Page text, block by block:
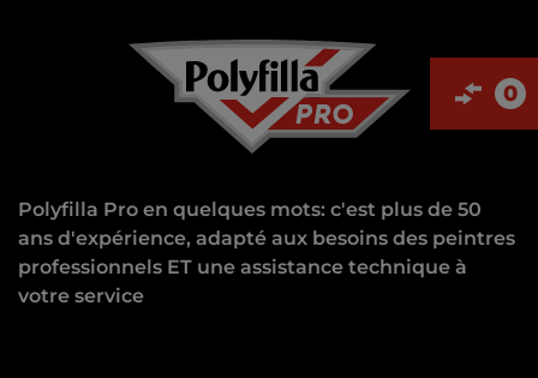
0
Polyfilla Pro en quelques mots: c'est plus de 50
ans d'expérience, adapté aux besoins des peintres
professionnels ET une assistance technique à
votre service